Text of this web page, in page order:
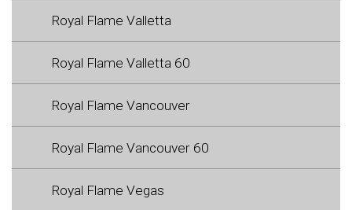
Royal Flame Valletta
Royal Flame Valletta 60
Royal Flame Vancouver
Royal Flame Vancouver 60
Royal Flame Vegas